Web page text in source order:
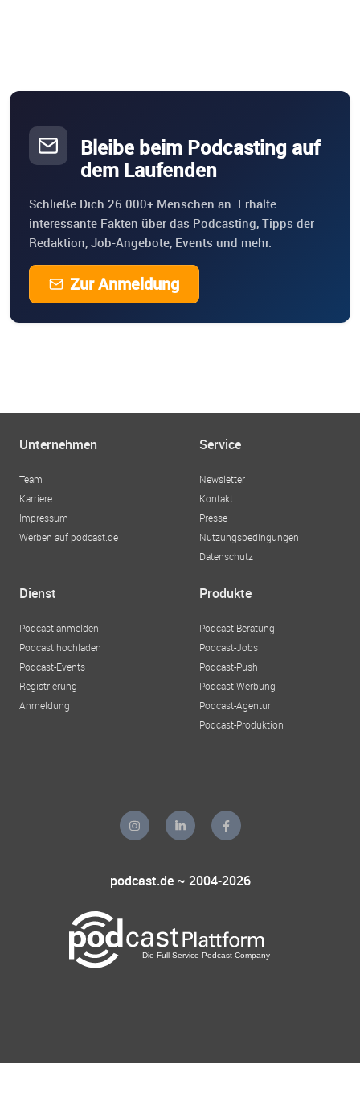
Bleibe beim Podcasting auf
dem Laufenden
Schließe Dich 26.000+ Menschen an. Erhalte
interessante Fakten über das Podcasting, Tipps der
Redaktion, Job-Angebote, Events und mehr.
Zur Anmeldung
Unternehmen
Team
Karriere
Impressum
Werben auf podcast.de
Service
Newsletter
Kontakt
Presse
Nutzungsbedingungen
Datenschutz
Dienst
Podcast anmelden
Podcast hochladen
Podcast-Events
Registrierung
Anmeldung
Produkte
Podcast-Beratung
Podcast-Jobs
Podcast-Push
Podcast-Werbung
Podcast-Agentur
Podcast-Produktion
podcast.de ~ 2004-2026